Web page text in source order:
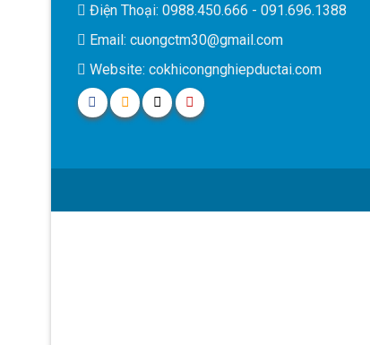
Điện Thoại: 0988.450.666 - 091.696.1388
Email: cuongctm30@gmail.com
Website: cokhicongnghiepductai.com